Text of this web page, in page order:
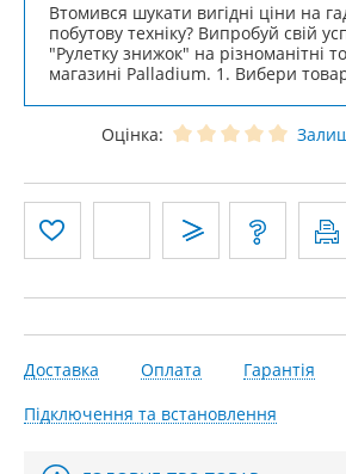
Втомився шукати вигідні ціни на
побутову техніку? Випробуй свій
"Рулетку знижок" на різноманітні
магазині Palladium. 1. Вибери
Оцінка:
Доставка Оплата
Гарантія
Підключення та встановлення